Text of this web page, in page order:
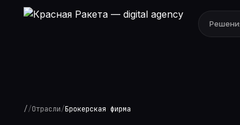
//Отрасли/Брокерская фирма